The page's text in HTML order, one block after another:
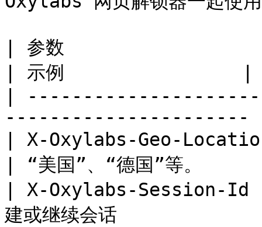
| 参数
| 示例                |
|
| X-Oxylabs-Geo-
| “美国”、“德国”等。
| X-Oxylabs-Session-
建或继续会话